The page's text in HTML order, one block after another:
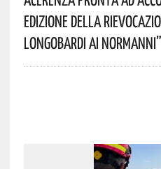
Edizione Della
Longobardi Ai